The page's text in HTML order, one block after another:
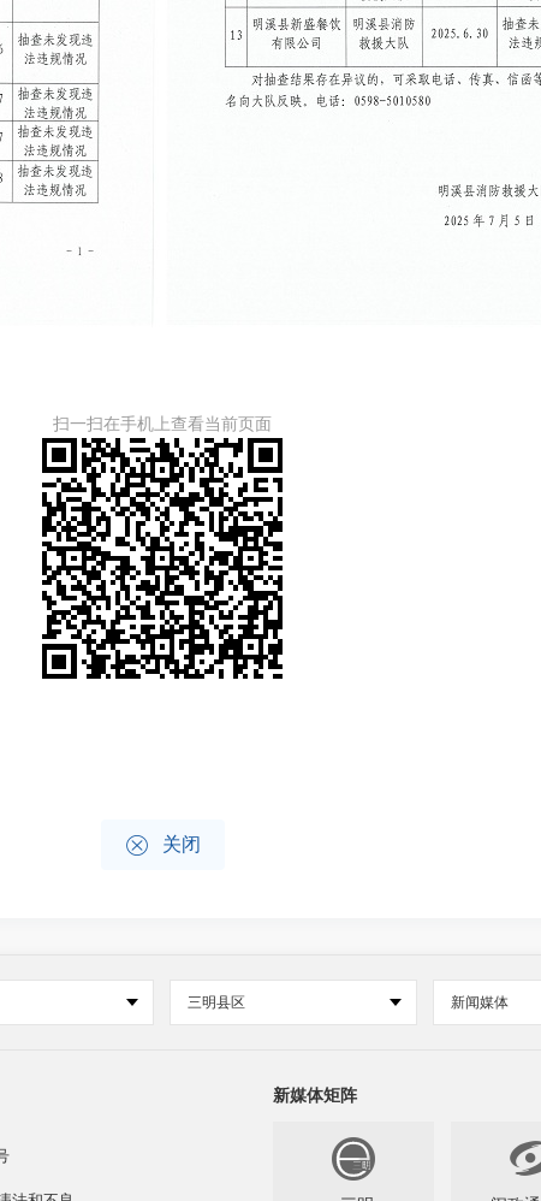
扫一扫在手机上查看当前页面
 关闭
三明县区 新闻媒体
新媒体矩阵